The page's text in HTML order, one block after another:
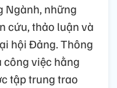
Ngành, những
cứu, thảo luận và
hội Đảng. Thông
việc hằng
tập trung trao